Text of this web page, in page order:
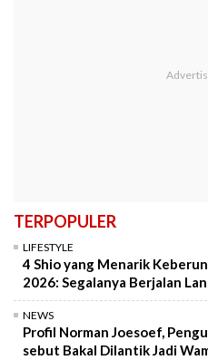
TERPOPULER
LIFESTYLE
4 Shio yang Menarik
2026: Segalanya Berjalan
NEWS
Profil Norman Joesoef,
sebut Bakal Dilantik Jadi